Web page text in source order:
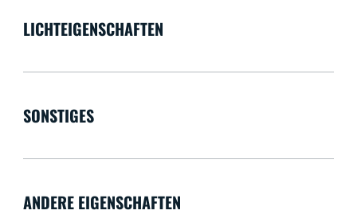
LICHTEIGENSCHAFTEN
SONSTIGES
ANDERE EIGENSCHAFTEN